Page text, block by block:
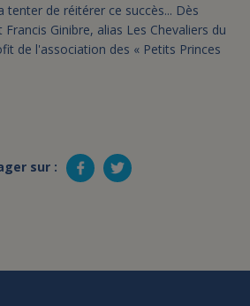
tenter de réitérer ce succès... Dès
Ginibre, alias Les Chevaliers du
de l'association des « Petits Princes
sur :